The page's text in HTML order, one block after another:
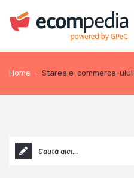
Home - Starea e-commerce-ului